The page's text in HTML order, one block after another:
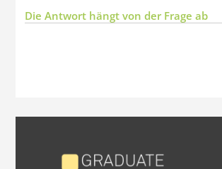
Die Antwort hängt von der Frage ab